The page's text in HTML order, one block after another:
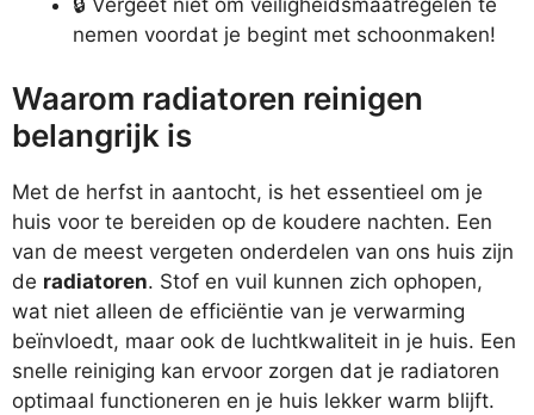
nemen voordat je begint met schoonmaken!
Waarom radiatoren reinigen
belangrijk is
Met de herfst in aantocht, is het essentieel om je
huis voor te bereiden op de koudere nachten. Een
van de meest vergeten onderdelen van ons huis zijn
de radiatoren. Stof en vuil kunnen zich ophopen,
wat niet alleen de efficiëntie van je verwarming
beïnvloedt, maar ook de luchtkwaliteit in je huis. Een
snelle reiniging kan ervoor zorgen dat je radiatoren
optimaal functioneren en je huis lekker warm blijft.